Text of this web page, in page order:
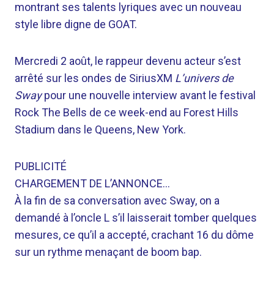
montrant ses talents lyriques avec un nouveau
style libre digne de GOAT.
Mercredi 2 août, le rappeur devenu acteur s’est
arrêté sur les ondes de SiriusXM L’univers de
Swaypour une nouvelle interview avant le festival
Rock The Bells de ce week-end au Forest Hills
Stadium dans le Queens, New York.
PUBLICITÉ
CHARGEMENT DE L’ANNONCE…
À la fin de sa conversation avec Sway, on a
demandé à l’oncle L s’il laisserait tomber quelques
mesures, ce qu’il a accepté, crachant 16 du dôme
sur un rythme menaçant de boom bap.